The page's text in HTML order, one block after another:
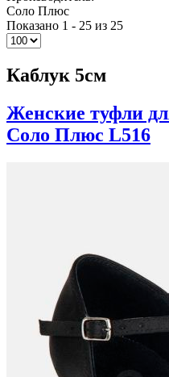
Соло Плюс
Показано 1 - 25 из 25
Каблук 5см
Женские туфли
Соло Плюс L516